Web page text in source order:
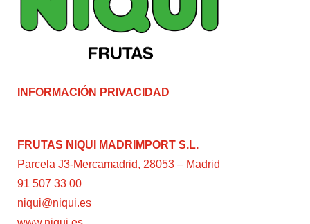
INFORMACIÓN PRIVACIDAD
FRUTAS NIQUI MADRIMPORT S.L.
Parcela J3-Mercamadrid, 28053 – Madrid
91 507 33 00
niqui@niqui.es